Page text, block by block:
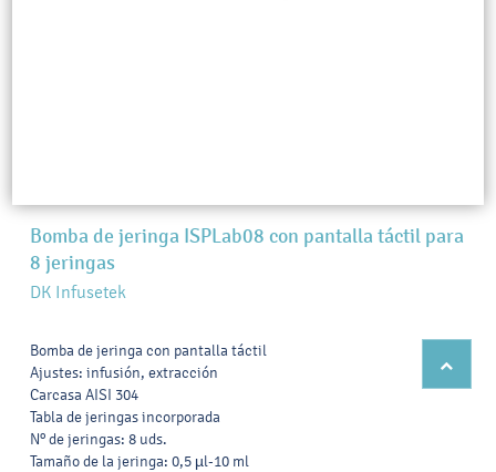
Bomba de jeringa ISPLab08 con pantalla táctil para
8 jeringas
DK Infusetek
Bomba de jeringa con pantalla táctil
Ajustes: infusión, extracción
Carcasa AISI 304
Tabla de jeringas incorporada
Nº de jeringas: 8 uds.
Tamaño de la jeringa: 0,5 µl-10 ml